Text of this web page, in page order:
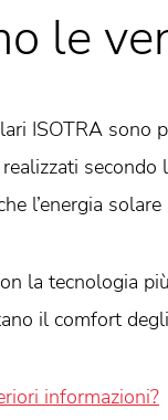
le
ISOTRA sono
l’energia
la tecnologia
il comfort
informazioni?